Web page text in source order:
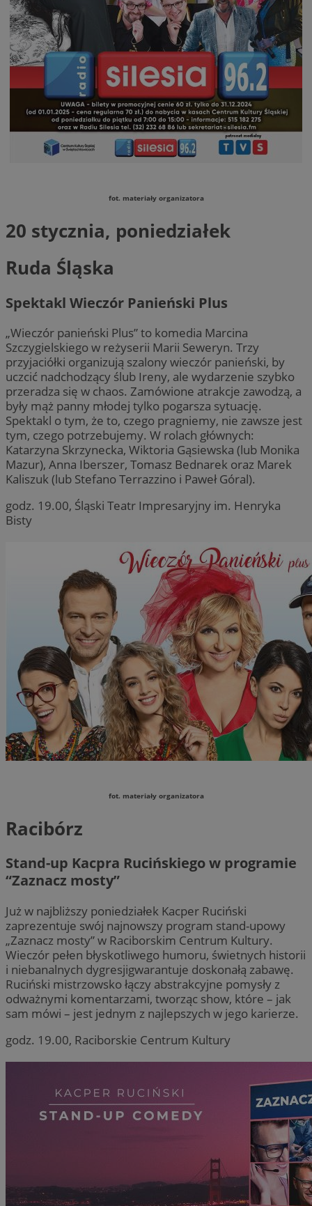
fot. materiały organizatora
20 stycznia, poniedziałek
Ruda Śląska
Spektakl Wieczór Panieński Plus
„Wieczór panieński Plus” to komedia Marcina
Szczygielskiego w reżyserii Marii Seweryn. Trzy
przyjaciółki organizują szalony wieczór panieński, by
uczcić nadchodzący ślub Ireny, ale wydarzenie szybko
przeradza się w chaos. Zamówione atrakcje zawodzą, a
były mąż panny młodej tylko pogarsza sytuację.
Spektakl o tym, że to, czego pragniemy, nie zawsze jest
tym, czego potrzebujemy. W rolach głównych:
Katarzyna Skrzynecka, Wiktoria Gąsiewska (lub Monika
Mazur), Anna Iberszer, Tomasz Bednarek oraz Marek
Kaliszuk (lub Stefano Terrazzino i Paweł Góral).
godz. 19.00, Śląski Teatr Impresaryjny im. Henryka
Bisty
fot. materiały organizatora
Racibórz
Stand-up Kacpra Rucińskiego w programie
“Zaznacz mosty”
Już w najbliższy poniedziałek Kacper Ruciński
zaprezentuje swój najnowszy program stand-upowy
„Zaznacz mosty” w Raciborskim Centrum Kultury.
Wieczór pełen błyskotliwego humoru, świetnych historii
i niebanalnych dygresjigwarantuje doskonałą zabawę.
Ruciński mistrzowsko łączy abstrakcyjne pomysły z
odważnymi komentarzami, tworząc show, które – jak
sam mówi – jest jednym z najlepszych w jego karierze.
godz. 19.00, Raciborskie Centrum Kultury